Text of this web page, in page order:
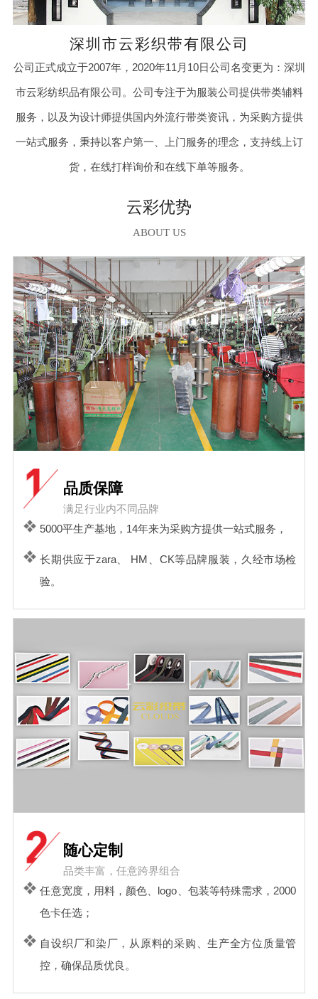
深圳市云彩织带有限公司
公司正式成立于2007年，2020年11月10日公司名变更为：深圳
市云彩纺织品有限公司。公司专注于为服装公司提供带类辅料
服务，以及为设计师提供国内外流行带类资讯，为采购方提供
一站式服务，秉持以客户第一、上门服务的理念，支持线上订
货，在线打样询价和在线下单等服务。
云彩优势
ABOUT US
品质保障
满足行业内不同品牌
5000平生产基地，14年来为采购方提供一站式服务，
长期供应于zara、 HM、CK等品牌服装，久经市场检
验。
随心定制
品类丰富，任意跨界组合
任意宽度，用料，颜色、logo、包装等特殊需求，2000
色卡任选；
自设织厂和染厂，从原料的采购、生产全方位质量管
控，确保品质优良。